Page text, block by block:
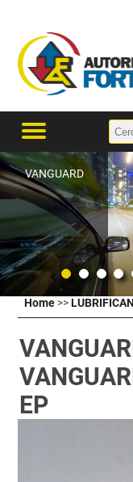
VANGUARD
Home >>
EP